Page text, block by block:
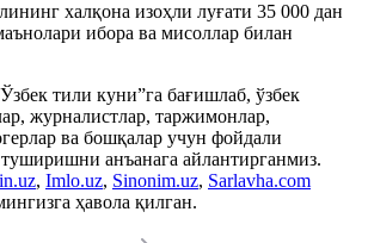
халқона изоҳли луғати 35 000 дан
ибора ва мисоллар билан
тили куни”га бағишлаб, ўзбек
журналистлар, таржимонлар,
ва бошқалар учун фойдали
анъанага айлантирганмиз.
, Imlo.uz, Sinonim.uz, Sarlavha.com
ҳавола қилган.